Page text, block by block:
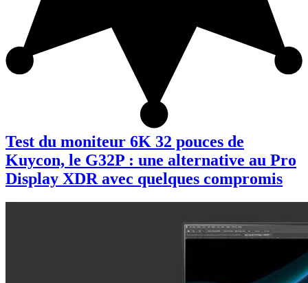
Test du moniteur 6K 32 pouces de
Kuycon, le G32P : une alternative au Pro
Display XDR avec quelques compromis